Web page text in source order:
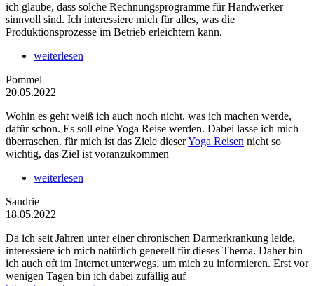
ich glaube, dass solche Rechnungsprogramme für Handwerker
sinnvoll sind. Ich interessiere mich für alles, was die
Produktionsprozesse im Betrieb erleichtern kann.
weiterlesen
Pommel
20.05.2022
Wohin es geht weiß ich auch noch nicht. was ich machen werde,
dafür schon. Es soll eine Yoga Reise werden. Dabei lasse ich mich
überraschen. für mich ist das Ziele dieserYoga Reisen nicht so
wichtig, das Ziel ist voranzukommen
weiterlesen
Sandrie
18.05.2022
Da ich seit Jahren unter einer chronischen Darmerkrankung leide,
interessiere ich mich natürlich generell für dieses Thema. Daher bin
ich auch oft im Internet unterwegs, um mich zu informieren. Erst vor
wenigen Tagen bin ich dabei zufällig auf